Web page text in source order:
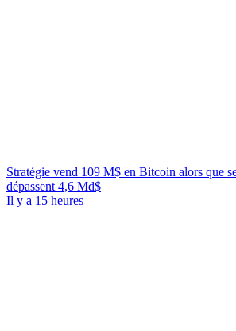
Stratégie vend 109 M$ en Bitcoin alors que
dépassent 4,6 Md$
Il y a 15 heures